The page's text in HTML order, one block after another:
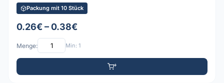
Packung mit 10 Stück
0.26€ – 0.38€
Menge: Min: 1